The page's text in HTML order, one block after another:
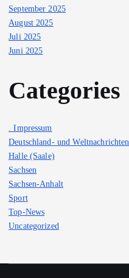
September 2025
August 2025
Juli 2025
Juni 2025
Categories
. Impressum
Deutschland- und Weltnachrichten
Halle (Saale)
Sachsen
Sachsen-Anhalt
Sport
Top-News
Uncategorized